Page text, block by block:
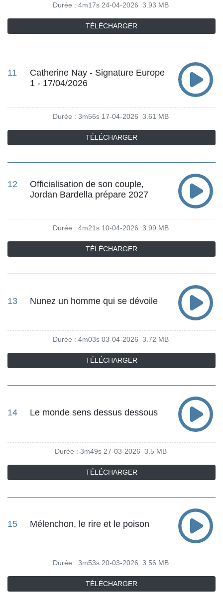
Durée : 4m17s 24-04-2026 3.93 MB
TÉLÉCHARGER
11
Catherine Nay - Signature Europe
1 - 17/04/2026
Durée : 3m56s 17-04-2026 3.61 MB
TÉLÉCHARGER
12
Officialisation de son couple,
Jordan Bardella prépare 2027
Durée : 4m21s 10-04-2026 3.99 MB
TÉLÉCHARGER
13 Nunez un homme qui se dévoile
Durée : 4m03s 03-04-2026 3.72 MB
TÉLÉCHARGER
14 Le monde sens dessus dessous
Durée : 3m49s 27-03-2026 3.5 MB
TÉLÉCHARGER
15 Mélenchon, le rire et le poison
Durée : 3m53s 20-03-2026 3.56 MB
TÉLÉCHARGER